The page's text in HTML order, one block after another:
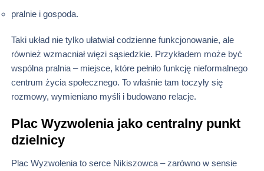
pralnie i gospoda.
Taki układ nie tylko ułatwiał codzienne funkcjonowanie, ale
również wzmacniał więzi sąsiedzkie. Przykładem może być
wspólna pralnia – miejsce, które pełniło funkcję nieformalnego
centrum życia społecznego. To właśnie tam toczyły się
rozmowy, wymieniano myśli i budowano relacje.
Plac Wyzwolenia jako centralny punkt
dzielnicy
Plac Wyzwolenia to serce Nikiszowca – zarówno w sensie